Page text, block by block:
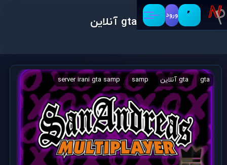
ورود gta آنلاین
gta gta آنلاین samp
server irani gta samp آیپی سرور سمپ